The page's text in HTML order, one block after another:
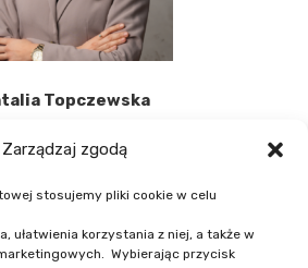
Zarządzaj zgodą
stosujemy pliki cookie w celu
ułatwienia korzystania z niej, a także w
Wybierając przycisk
Topczewska